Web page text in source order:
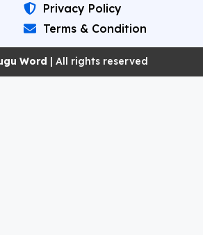
Privacy Policy
Terms & Condition
Word | All rights reserved